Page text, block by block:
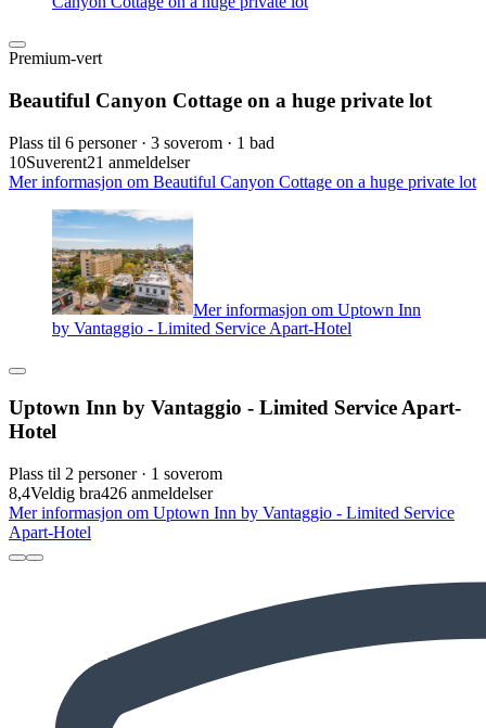
Premium-vert
Beautiful Canyon Cottage on a huge private lot
Plass til 6 personer · 3 soverom · 1 bad
10Suverent21 anmeldelser
Mer informasjon om Beautiful Canyon Cottage on a huge private lot
Mer informasjon om Uptown Inn
by Vantaggio - Limited Service Apart-Hotel
Uptown Inn by Vantaggio - Limited Service Apart-
Hotel
Plass til 2 personer · 1 soverom
8,4Veldig bra426 anmeldelser
Mer informasjon om Uptown Inn by Vantaggio - Limited Service
Apart-Hotel